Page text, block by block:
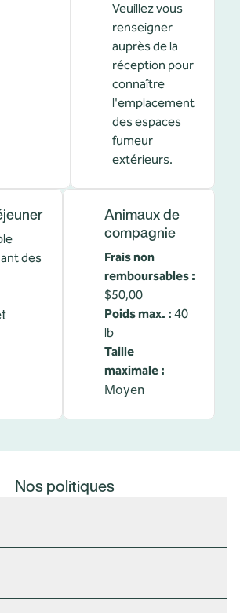
Veuillez vous
renseigner
auprès de la
réception pour
connaître
l'emplacement
des espaces
fumeur
extérieurs.
des
Animaux de
compagnie
Frais non
remboursables :
$50,00
Poids max. : 40
lb
Taille
maximale :
Moyen
Nos politiques